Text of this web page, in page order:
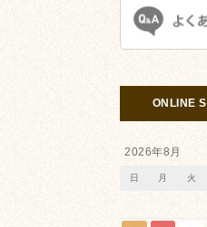
ONLINE
2026年8月
日 月 火